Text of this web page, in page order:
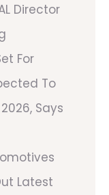
Director
For
To
Says
Latest